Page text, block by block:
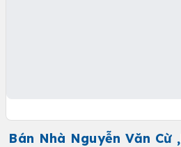
Bán Nhà Nguyễn Văn